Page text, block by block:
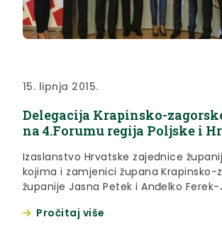
15. lipnja 2015.
Delegacija Krapinsko-
na 4.Forumu regija Poljske i
Izaslanstvo Hrvatske zajednice
kojima i zamjenici župana Krapinsko-
županije Jasna Petek i Anđelko
Poljske i Hrvatske u Bukowini
Pročitaj više